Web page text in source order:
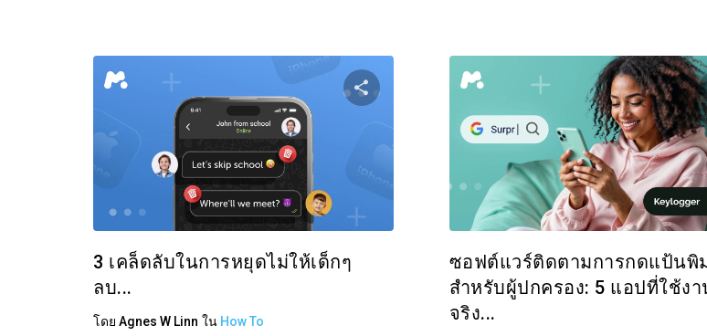
แบ่งปันบทความนี้
ทวิตเตอร์ คัดลอกลิงก์
3 เคล็ดลับในการหยุดไม่ให้เด็กๆ
ลบ...
โดยAgnes W Linn ใน How To
ซอฟต์แวร์ติดตามการกดแป้นพิ
สำหรับผู้ปกครอง: 5 แอปที่ใช้งา
จริง...